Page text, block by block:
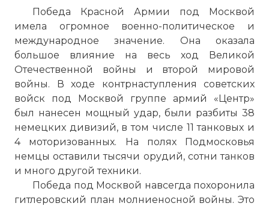
Победа Красной Армии под Москвой
имела огромное военно-политическое и
международное значение. Она оказала
большое влияние на весь ход Великой
Отечественной войны и второй мировой
войны. В ходе контрнаступления советских
войск под Москвой группе армий «Центр»
был нанесен мощный удар, были разбиты 38
немецких дивизий, в том числе 11 танковых и
4 моторизованных. На полях Подмосковья
немцы оставили тысячи орудий, сотни танков
и много другой техники.
Победа под Москвой навсегда похоронила
гитлеровский план молниеносной войны. Это